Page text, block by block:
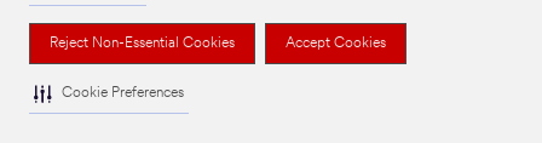
Reject Non-Essential Cookies Accept Cookies
Cookie Preferences